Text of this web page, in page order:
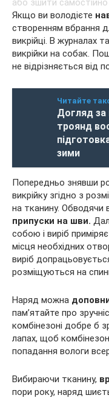
Якщо ви володієте
створенням вбрання
викрійці. В журналах
викрійки на собак.
не відрізняється від
Читайте
Догляд
троянд
зими
Попередньо знявши
викрійку згідно з
на тканину. Обводячи
припуски на шви.
собою і виріб
місця необхідних
виріб
розміщуються на
Наряд можна
пам’ятайте про
комбінезоні добре б
лапах, щоб
попадання вологи
Вибираючи тканину,
пори року, наряд